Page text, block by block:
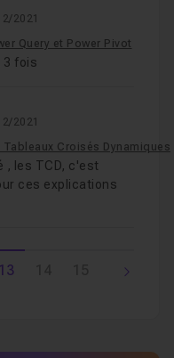
2021
Query et Power Pivot
3 fois
2021
Tableaux Croisés Dynamiques
, les TCD, c'est
ces explications
13